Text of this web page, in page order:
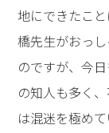
地にできたこ
橋先生がおっ
のですが、今
の知人も多く
は混迷を極め